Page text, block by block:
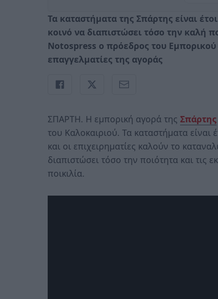
Τα καταστήματα της Σπάρτης είναι
κοινό να διαπιστώσει τόσο την καλή
Notospress ο πρόεδρος του
επαγγελματίες της αγοράς
ΣΠΑΡΤΗ. Η εμπορική αγορά της Σπάρτης
του Καλοκαιριού. Τα καταστήματα
και οι επιχειρηματίες καλούν το
διαπιστώσει τόσο την ποιότητα και τις
ποικιλία.